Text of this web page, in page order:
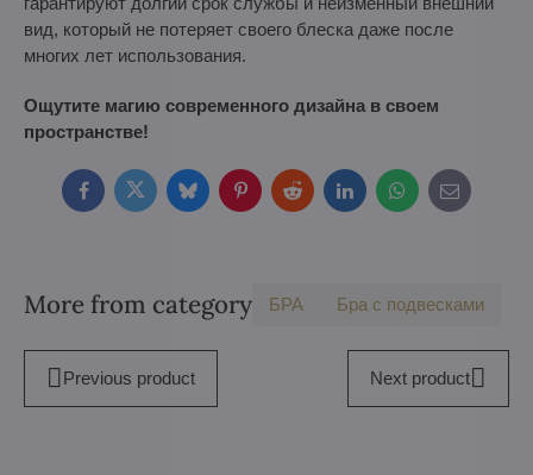
вид, который не потеряет своего блеска даже после
многих лет использования.
Ощутите магию современного дизайна в своем
пространстве!
FacebookTwitterBlueskyPinterestRedditLinkedInWhatsApp
E-
mail
More from category БPA Бра с подвесками
Previous product Next product